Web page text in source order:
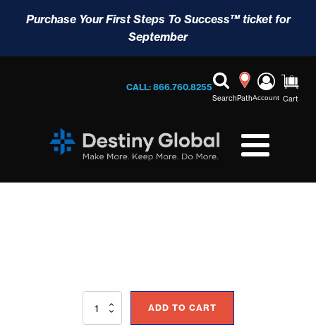
Purchase Your First Steps To Success™ ticket for
September
CALL: 866.760.8255
SearchPathAccount Cart
Espíritu
ADD TO CART